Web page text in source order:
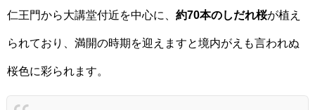
仁王門から大講堂付近を中心に、 約70本のしだれ桜が植え
られており、満開の時期を迎えますと境内がえも言われぬ
桜色に彩られます。